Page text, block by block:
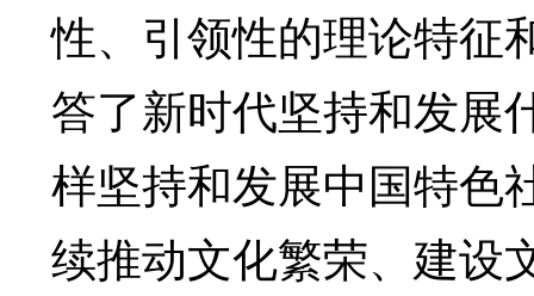
性、引领性的理论特征
答了新时代坚持和发展
样坚持和发展中国特色
续推动文化繁荣、建设